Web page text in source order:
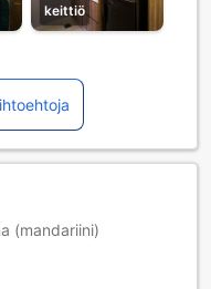
keittiö
(mandariini)